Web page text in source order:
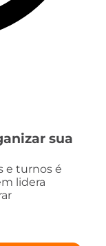
sua
e turnos é
lidera